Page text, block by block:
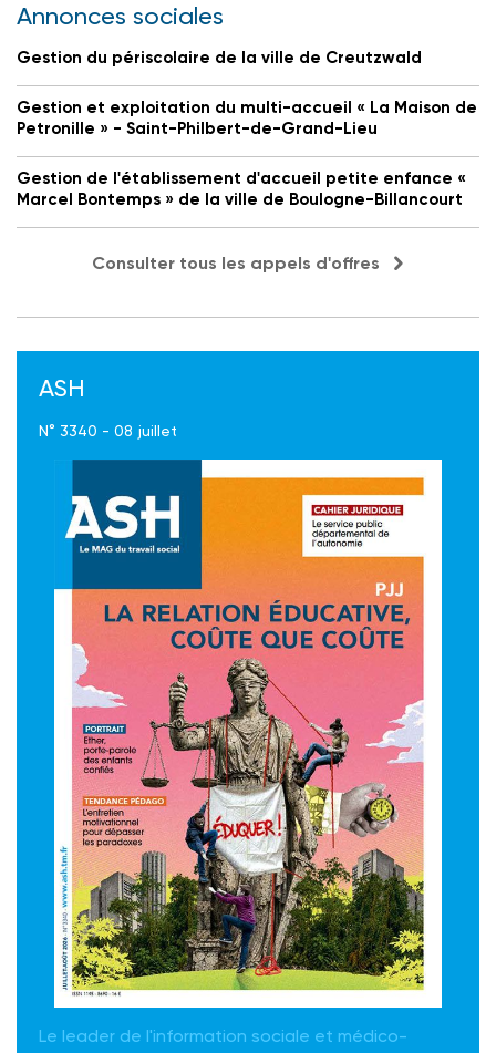
Annonces sociales
Gestion du périscolaire de la ville de Creutzwald
Gestion et exploitation du multi-accueil « La Maison de
Petronille » - Saint-Philbert-de-Grand-Lieu
Gestion de l'établissement d'accueil petite enfance «
Marcel Bontemps » de la ville de Boulogne-Billancourt
Consulter tous les appels d'offres
ASH
N° 3340 - 08 juillet
Le leader de l'information sociale et médico-